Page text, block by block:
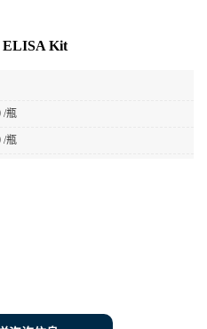
ELISA Kit
/瓶
/瓶